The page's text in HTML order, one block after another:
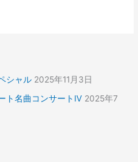
シャル 2025年11月3日
ト名曲コンサートⅣ 2025年7